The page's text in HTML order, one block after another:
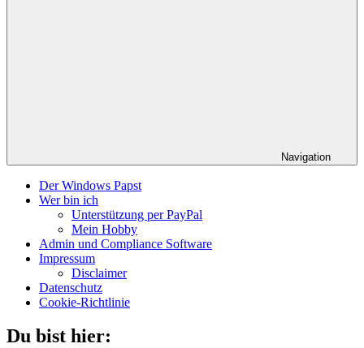
Navigation
Der Windows Papst
Wer bin ich
Unterstützung per PayPal
Mein Hobby
Admin und Compliance Software
Impressum
Disclaimer
Datenschutz
Cookie-Richtlinie
Du bist hier: